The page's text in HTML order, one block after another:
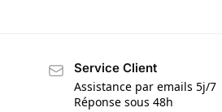
Service Client
Assistance par emails 5j/7
Réponse sous 48h